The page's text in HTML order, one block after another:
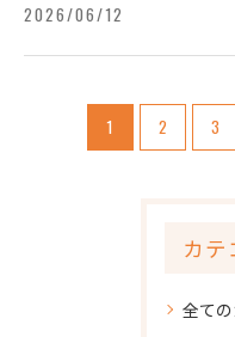
2026/06/12
1 2 3
カテ
全て